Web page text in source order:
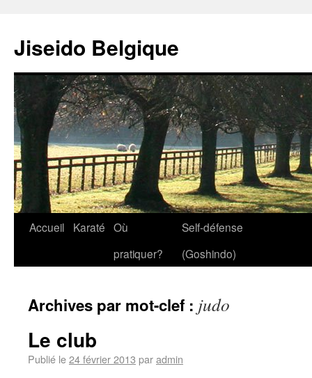
Jiseido Belgique
Accueil Karaté Où
pratiquer?
Self-défense
(Goshindo)
Archives par mot-clef : judo
Le club
Publié le24 février 2013 paradmin